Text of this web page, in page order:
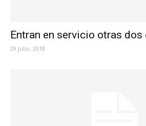
Entran en servicio otras dos
29 julio, 2018